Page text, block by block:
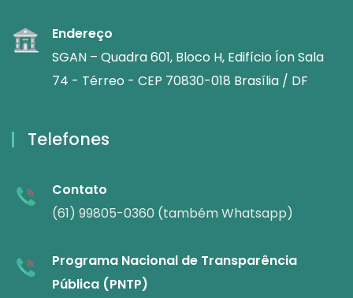
Endereço
SGAN – Quadra 601, Bloco H, Edifício Íon Sala
74 - Térreo - CEP 70830-018 Brasília / DF
Telefones
Contato
(61) 99805-0360 (também Whatsapp)
Programa Nacional de Transparência
Pública (PNTP)